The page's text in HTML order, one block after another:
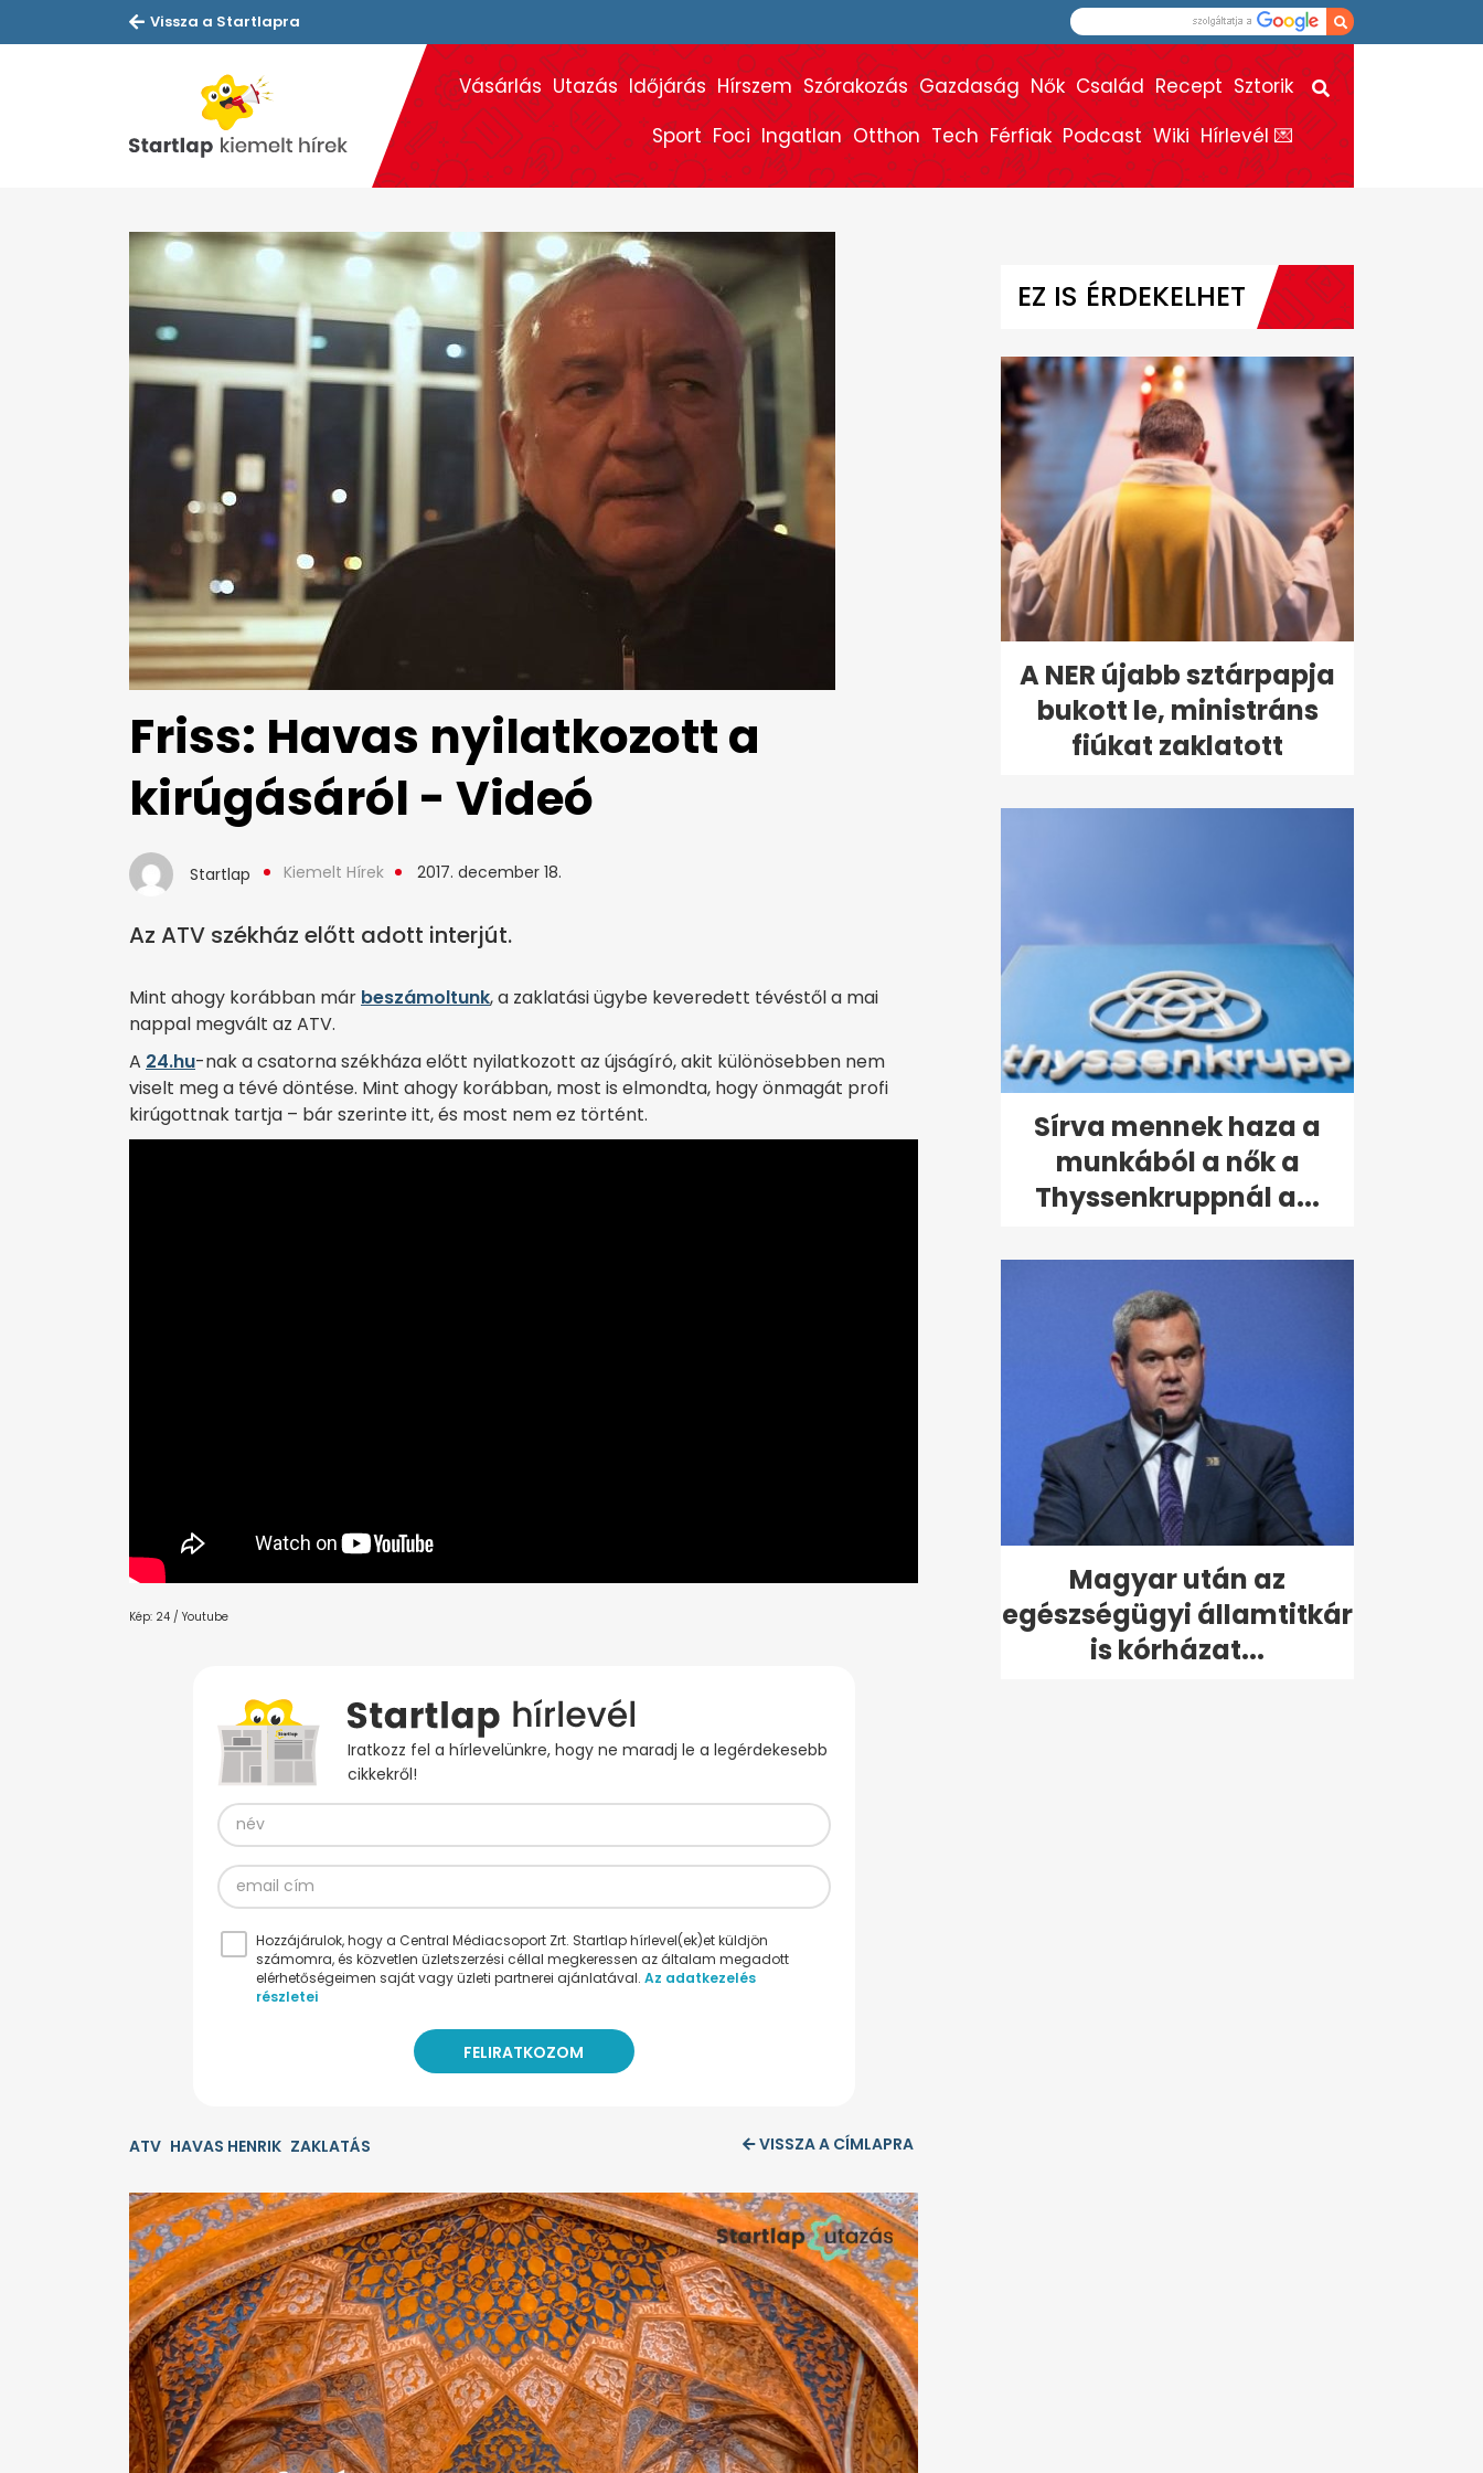
Vissza a Startlapra
Vásárlás Utazás Időjárás Hírszem Szórakozás Gazdaság Nők Család Recept Sztorik
Sport Foci Ingatlan Otthon Tech Férfiak Podcast Wiki Hírlevél 💌
Friss: Havas nyilatkozott a
kirúgásáról - Videó
Startlap Kiemelt Hírek 2017. december 18.
Az ATV székház előtt adott interjút.
Mint ahogy korábban már beszámoltunk, a zaklatási ügybe keveredett tévéstől a mai
nappal megvált az ATV.
A 24.hu-nak a csatorna székháza előtt nyilatkozott az újságíró, akit különösebben nem
viselt meg a tévé döntése. Mint ahogy korábban, most is elmondta, hogy önmagát profi
kirúgottnak tartja – bár szerinte itt, és most nem ez történt.
Kép: 24 / Youtube
Iratkozz fel a hírlevelünkre, hogy ne maradj le a legérdekesebb
cikkekről!
Hozzájárulok, hogy a Central Médiacsoport Zrt. Startlap hírlevel(ek)et küldjön
számomra, és közvetlen üzletszerzési céllal megkeressen az általam megadott
elérhetőségeimen saját vagy üzleti partnerei ajánlatával. Az adatkezelés
részletei
ATV HAVAS HENRIK ZAKLATÁS VISSZA A CÍMLAPRA
EZ IS ÉRDEKELHET
A NER újabb sztárpapja
bukott le, ministráns
fiúkat zaklatott
Sírva mennek haza a
munkából a nők a
Thyssenkruppnál a...
Magyar után az
egészségügyi államtitkár
is kórházat...